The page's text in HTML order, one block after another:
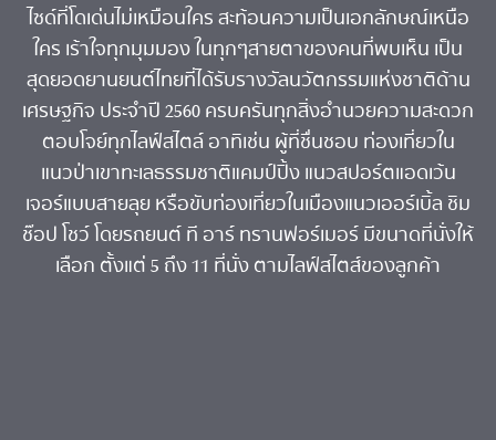
ไซด์ที่โดเด่นไม่เหมือนใคร สะท้อนความเป็นเอกลักษณ์เหนือ
ใคร เร้าใจทุกมุมมอง ในทุกๆสายตาของคนที่พบเห็น เป็น
สุดยอดยานยนต์ไทยที่ได้รับรางวัลนวัตกรรมแห่งชาติด้าน
เศรษฐกิจ ประจำปี 2560 ครบครันทุกสิ่งอำนวยความสะดวก
ตอบโจย์ทุกไลฟ์สไตล์ อาทิเช่น ผู้ที่ชื่นชอบ ท่องเที่ยวใน
แนวป่าเขาทะเลธรรมชาติแคมป์ปิ้ง แนวสปอร์ตแอดเว้น
เจอร์แบบสายลุย หรือขับท่องเที่ยวในเมืองแนวเออร์เบิ้ล ชิม
ช๊อป โชว์ โดยรถยนต์ ที อาร์ ทรานฟอร์เมอร์ มีขนาดที่นั่งให้
เลือก ตั้งแต่ 5 ถึง 11 ที่นั่ง ตามไลฟ์สไตส์ของลูกค้า